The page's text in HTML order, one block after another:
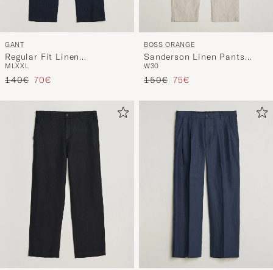
GANT
Regular Fit Linen
Drawstring Pants Evening
Blue
M LXXL
Regulärer Preis
140€ Reduzierter Preis
70€
BOSS ORANGE
Sanderson Linen Pants
Open Grey
W30
Regulärer Preis
150€ Reduzierter Preis
75€